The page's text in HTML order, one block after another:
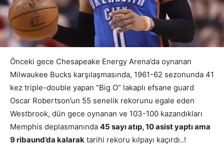
Önceki gece Chesapeake Energy Arena’da oynanan
Milwaukee Bucks karşılaşmasında, 1961-62 sezonunda 41
kez triple-double yapan “Big O” lakaplı efsane guard
Oscar Robertson’un 55 senelik rekorunu egale eden
Westbrook, dün gece oynanan ve 103-100 kazandıkları
Memphis deplasmanında 45 sayı atıp, 10 asist yaptı ama
9 ribaund’da kalarak tarihi rekoru kılpayı kaçırdı..!